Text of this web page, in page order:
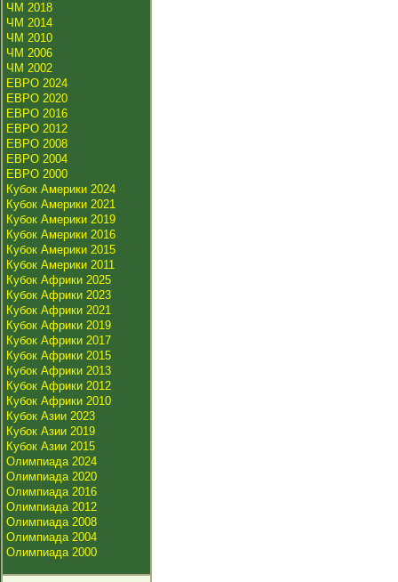
ЧМ 2018
ЧМ 2014
ЧМ 2010
ЧМ 2006
ЧМ 2002
ЕВРО 2024
ЕВРО 2020
ЕВРО 2016
ЕВРО 2012
ЕВРО 2008
ЕВРО 2004
ЕВРО 2000
Кубок Америки 2024
Кубок Америки 2021
Кубок Америки 2019
Кубок Америки 2016
Кубок Америки 2015
Кубок Америки 2011
Кубок Африки 2025
Кубок Африки 2023
Кубок Африки 2021
Кубок Африки 2019
Кубок Африки 2017
Кубок Африки 2015
Кубок Африки 2013
Кубок Африки 2012
Кубок Африки 2010
Кубок Азии 2023
Кубок Азии 2019
Кубок Азии 2015
Олимпиада 2024
Олимпиада 2020
Олимпиада 2016
Олимпиада 2012
Олимпиада 2008
Олимпиада 2004
Олимпиада 2000